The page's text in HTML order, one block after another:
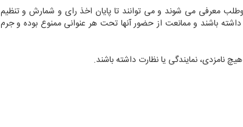
معرفی می شوند و می توانند تا پایان اخذ رای و شمارش و تنظیم
باشند و ممانعت از حضور آنها تحت هر عنوانی ممنوع بوده و جرم
نامزدی، نمایندگی یا نظارت داشته باشند.